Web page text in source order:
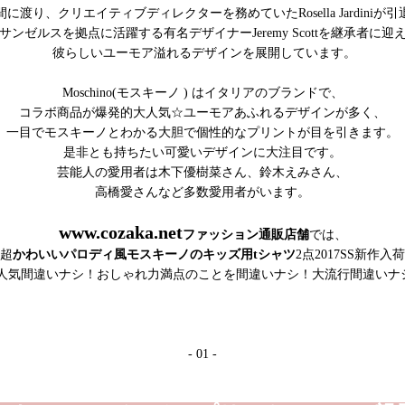
に渡り、クリエイティブディレクターを務めていたRosella Jardiniが引
ンゼルスを拠点に活躍する有名デザイナーJeremy Scottを継承者に迎え
彼らしいユーモア溢れるデザインを展開しています。
Moschino(モスキーノ ) はイタリアのブランドで、
コラボ商品が爆発的大人気☆ユーモアあふれるデザインが多く、
一目でモスキーノとわかる大胆で個性的なプリントが目を引きます。
是非とも持ちたい可愛いデザインに大注目です。
芸能人の愛用者は木下優樹菜さん、鈴木えみさん、
高橋愛さんなど多数愛用者がいます。
www.cozaka.netファッション通販店舗では、
かわいいパロディ風モスキーノのキッズ用tシャツ2点2017SS新作入
気間違いナシ！おしゃれ力満点のことを間違いナシ！大流行間違いナ
- 01 -